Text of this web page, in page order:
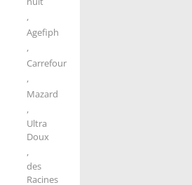
,
Agefiph
,
Carrefour
,
Mazard
,
Ultra
Doux
,
des
Racines